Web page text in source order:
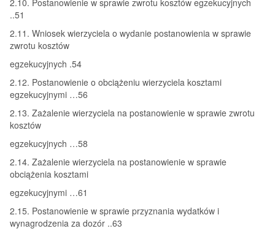
..51
2.11. Wniosek wierzyciela o wydanie postanowienia w sprawie
zwrotu kosztów
egzekucyjnych .54
2.12. Postanowienie o obciążeniu wierzyciela kosztami
egzekucyjnymi …56
2.13. Zażalenie wierzyciela na postanowienie w sprawie zwrotu
kosztów
egzekucyjnych …58
2.14. Zażalenie wierzyciela na postanowienie w sprawie
obciążenia kosztami
egzekucyjnymi …61
2.15. Postanowienie w sprawie przyznania wydatków i
wynagrodzenia za dozór ..63